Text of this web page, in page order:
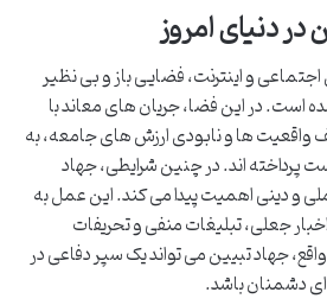
دنیای امروز
و اینترنت، فضایی باز و بی نظیر
است. در این فضا، جریان های معاند با
ها و نابودی ارزش های جامعه، به
پرداخته اند. در چنین شرایطی، جهاد
و دینی اهمیت پیدا می کند. این عمل به
جعلی، تبلیغات منفی و تحریفات
جهاد تبیین می تواند یک سپر دفاعی در
ای دشمنان باشد.